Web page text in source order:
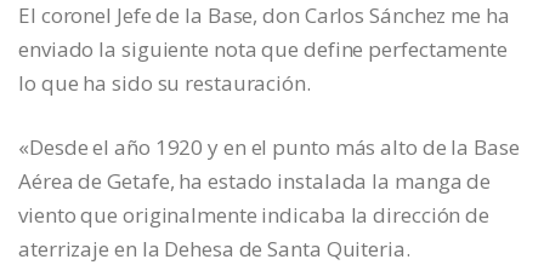
El coronel Jefe de la Base, don Carlos Sánchez me ha
enviado la siguiente nota que define perfectamente
lo que ha sido su restauración.
«Desde el año 1920 y en el punto más alto de la Base
Aérea de Getafe, ha estado instalada la manga de
viento que originalmente indicaba la dirección de
aterrizaje en la Dehesa de Santa Quiteria.